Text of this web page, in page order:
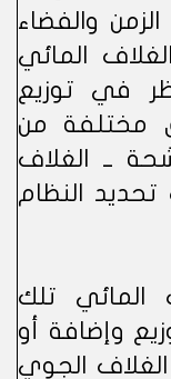
والفضاء
المائي
في توزيع
مختلفة من
ــ الغلاف
النظام
المائي تلك
وإضافة أو
الغلاف الجوي